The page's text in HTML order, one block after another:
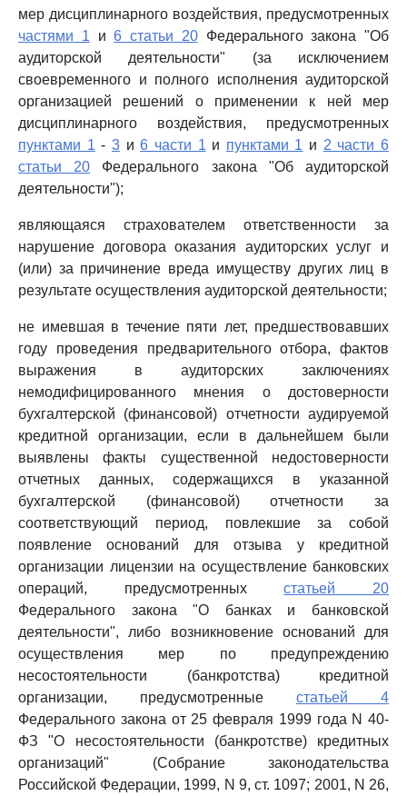
мер дисциплинарного воздействия, предусмотренных
частями 1 и6 статьи 20Федерального закона "Об
аудиторской деятельности" (за исключением
своевременного и полного исполнения аудиторской
организацией решений о применении к ней мер
дисциплинарного воздействия, предусмотренных
пунктами 1 - 3и6 части 1 и пунктами 1 и 2 части 6
статьи 20 Федерального закона "Об аудиторской
деятельности");
являющаяся страхователем ответственности за
нарушение договора оказания аудиторских услуг и
(или) за причинение вреда имуществу других лиц в
результате осуществления аудиторской деятельности;
не имевшая в течение пяти лет, предшествовавших
году проведения предварительного отбора, фактов
выражения в аудиторских заключениях
немодифицированного мнения о достоверности
бухгалтерской (финансовой) отчетности аудируемой
кредитной организации, если в дальнейшем были
выявлены факты существенной недостоверности
отчетных данных, содержащихся в указанной
бухгалтерской (финансовой) отчетности за
соответствующий период, повлекшие за собой
появление оснований для отзыва у кредитной
организации лицензии на осуществление банковских
операций, предусмотренныхстатьей 20
Федерального закона "О банках и банковской
деятельности", либо возникновение оснований для
осуществления мер по предупреждению
несостоятельности (банкротства) кредитной
организации, предусмотренные статьей 4
Федерального закона от 25 февраля 1999 года N 40-
ФЗ "О несостоятельности (банкротстве) кредитных
организаций" (Собрание законодательства
Российской Федерации, 1999, N 9, ст. 1097; 2001, N 26,